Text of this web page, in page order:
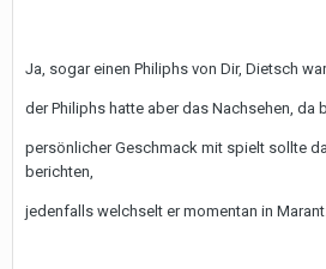
Ja, sogar einen Philiphs von Dir, Dietsch
der Philiphs hatte aber das Nachsehen, da
persönlicher Geschmack mit spielt sollte
berichten,
jedenfalls welchselt er momentan in